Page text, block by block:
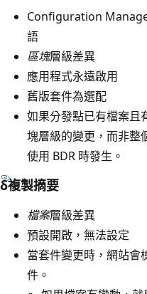
Configuration
語
區塊層級差異
應用程式永遠啟用
舊版套件為選配
如果分發點已有檔案且
塊層級的變更，而非整
使用 BDR 時發生。
δ複製摘要
檔案層級差異
預設開啟，無法設定
當套件變更時，網站會
件。